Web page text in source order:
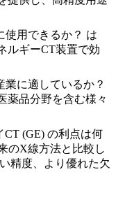
使用できるか？ は
ルギーCT装置で効
業に適しているか？
薬品分野を含む様々
(GE) の利点は何
のX線方法と比較し
精度、より優れた欠